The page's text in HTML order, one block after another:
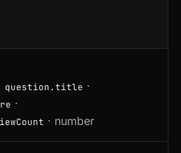
question.title ·
·
· number